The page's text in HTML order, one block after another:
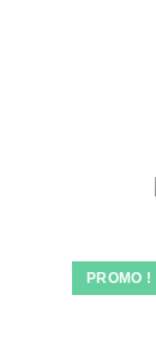
PROMO !